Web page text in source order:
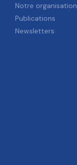
Notre organisation
Publications
Newsletters